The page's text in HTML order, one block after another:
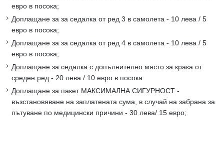
евро в посока;
Доплащане за за седалка от ред 3 в самолета - 10 лева / 5
евро в посока;
Доплащане за за седалка от ред 4 в самолета - 10 лева / 5
евро в посока;
Доплащане за седалка с допълнително място за крака от
среден ред - 20 лева / 10 евро в посока.
Доплащане за пакет МАКСИМАЛНА СИГУРНОСТ -
възстановяване на заплатената сума, в случай на забрана за
пътуване по медицински причини - 30 лева/ 15 евро;